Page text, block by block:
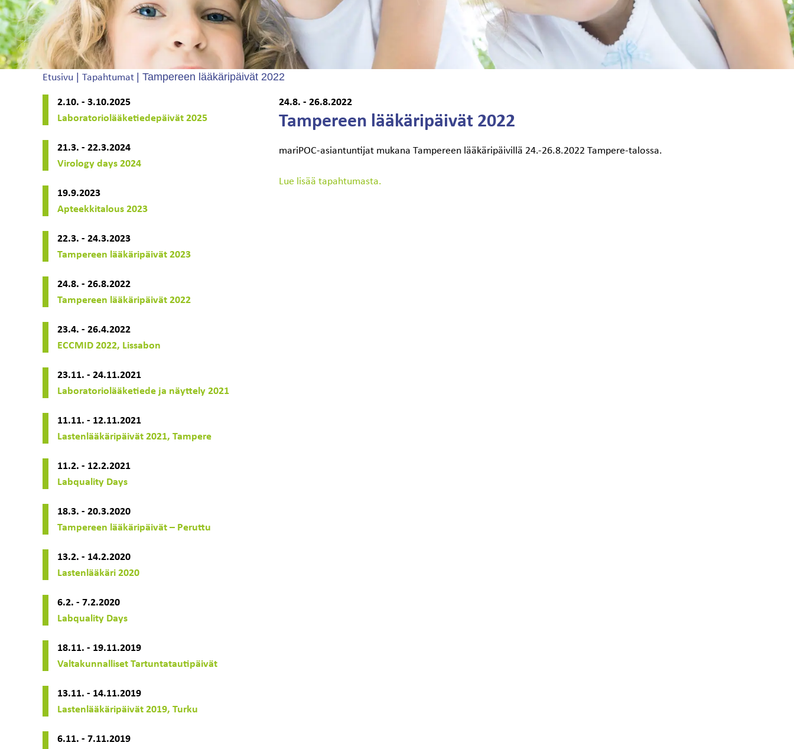
Etusivu Tapahtumat Tampereen lääkäripäivät 2022
2.10. - 3.10.2025
Laboratoriolääketiedepäivät 2025
21.3. - 22.3.2024
Virology days 2024
19.9.2023
Apteekkitalous 2023
22.3. - 24.3.2023
Tampereen lääkäripäivät 2023
24.8. - 26.8.2022
Tampereen lääkäripäivät 2022
23.4. - 26.4.2022
ECCMID 2022, Lissabon
23.11. - 24.11.2021
Laboratoriolääketiede ja näyttely 2021
11.11. - 12.11.2021
Lastenlääkäripäivät 2021, Tampere
11.2. - 12.2.2021
Labquality Days
18.3. - 20.3.2020
Tampereen lääkäripäivät – Peruttu
13.2. - 14.2.2020
Lastenlääkäri 2020
6.2. - 7.2.2020
Labquality Days
18.11. - 19.11.2019
Valtakunnalliset Tartuntatautipäivät
13.11. - 14.11.2019
Lastenlääkäripäivät 2019, Turku
6.11. - 7.11.2019
24.8. - 26.8.2022
Tampereen lääkäripäivät 2022
mariPOC-asiantuntijat mukana Tampereen lääkäripäivillä 24.-26.8.2022 Tampere-talossa.
Lue lisää tapahtumasta.